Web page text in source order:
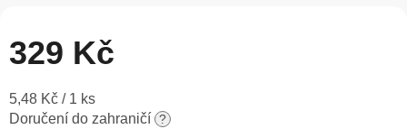
329 Kč
Měrná
cena:
5,48 Kč / 1 ks
Doručení do zahraničí ?